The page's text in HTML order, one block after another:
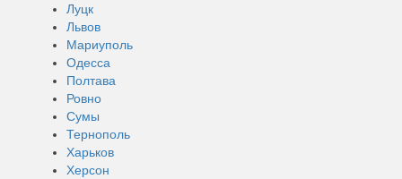
Луцк
Львов
Мариуполь
Одесса
Полтава
Ровно
Сумы
Тернополь
Харьков
Херсон